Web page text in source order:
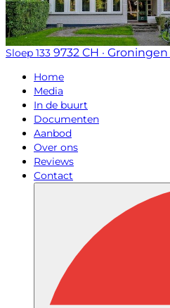
Sloep 133 9732 CH · Groningen
Home
Media
In de buurt
Documenten
Aanbod
Over ons
Reviews
Contact